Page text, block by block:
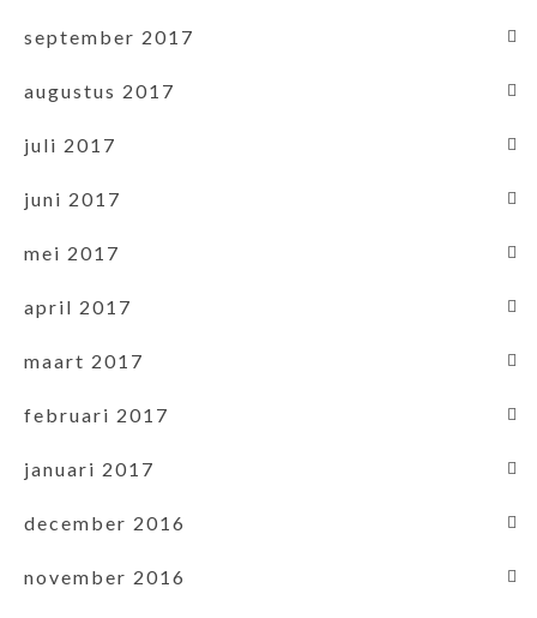
september 2017
augustus 2017
juli 2017
juni 2017
mei 2017
april 2017
maart 2017
februari 2017
januari 2017
december 2016
november 2016